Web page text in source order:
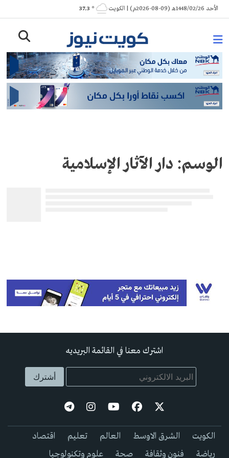
Skip
to
الأحد 1448/02/26هـ (09-08-2026م) | الكويت ° 37.3
الوسم: دار الآثار الإسلامية
اشترك معنا في القائمة البريديه
الكويت الشرق الاوسط العالم تعليم
اقتصاد
رياضة
فنون وثقافة صحة علوم وتكنولوجيا